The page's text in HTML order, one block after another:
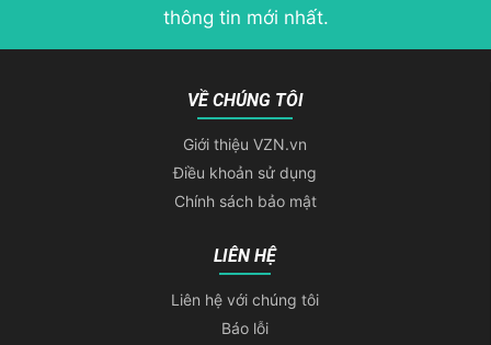
thông tin mới nhất.
VỀ CHÚNG TÔI
Giới thiệu VZN.vn
Điều khoản sử dụng
Chính sách bảo mật
LIÊN HỆ
Liên hệ với chúng tôi
Báo lỗi